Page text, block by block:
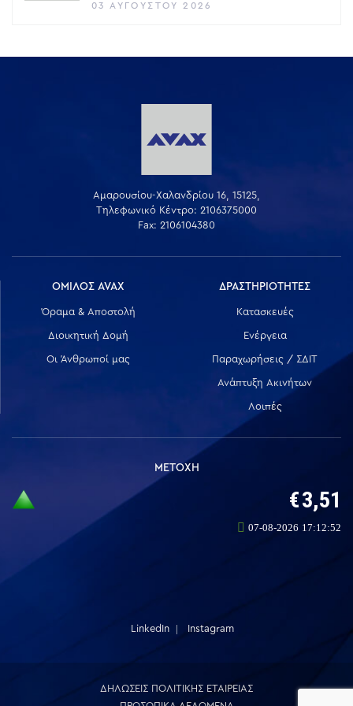
03 ΑΥΓΟΎΣΤΟΥ 2026
Αμαρουσίου-Χαλανδρίου 16, 15125,
Τηλεφωνικό Κέντρο: 2106375000
Fax: 2106104380
ΟΜΙΛΟΣ AVAX
Όραμα & Αποστολή
Διοικητική Δομή
Οι Άνθρωποί μας
ΔΡΑΣΤΗΡΙΟΤΗΤΕΣ
Κατασκευές
Ενέργεια
Παραχωρήσεις / ΣΔΙΤ
Ανάπτυξη Ακινήτων
Λοιπές
ΜΕΤΟΧΗ
LinkedIn Instagram
ΔΗΛΩΣΕΙΣ ΠΟΛΙΤΙΚΗΣ ΕΤΑΙΡΕΙΑΣ